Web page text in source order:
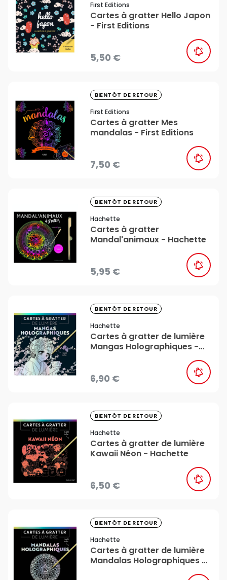
First Editions
Cartes à gratter Hello Japon
- First Editions
5,50 €
BIENTÔT DE RETOUR
First Editions
Cartes à gratter Mes
mandalas - First Editions
7,50 €
BIENTÔT DE RETOUR
Hachette
Cartes à gratter
Mandal'animaux - Hachette
5,95 €
BIENTÔT DE RETOUR
Hachette
Cartes à gratter de lumière
Mangas Holographiques -
6,90 €
BIENTÔT DE RETOUR
Hachette
Cartes à gratter de lumière
Kawaii Néon - Hachette
6,50 €
BIENTÔT DE RETOUR
Hachette
Cartes à gratter de lumière
Mandalas Holographiques -